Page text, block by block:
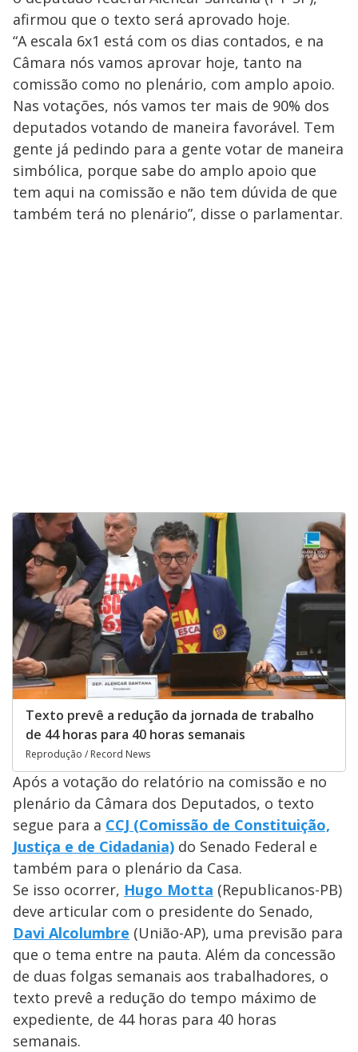
y
V
i
d
e
u
d
afirmou que o texto será aprovado hoje.
“A escala 6x1 está com os dias contados, e na
Câmara nós vamos aprovar hoje, tanto na
comissão como no plenário, com amplo apoio.
Nas votações, nós vamos ter mais de 90% dos
deputados votando de maneira favorável. Tem
gente já pedindo para a gente votar de maneira
simbólica, porque sabe do amplo apoio que
tem aqui na comissão e não tem dúvida de que
também terá no plenário”, disse o parlamentar.
Texto prevê a redução da jornada de trabalho
de 44 horas para 40 horas semanais
Reprodução / Record News
Após a votação do relatório na comissão e no
plenário da Câmara dos Deputados, o texto
segue para a CCJ (Comissão de Constituição,
Justiça e de Cidadania) do Senado Federal e
também para o plenário da Casa.
Se isso ocorrer, Hugo Motta (Republicanos-PB)
deve articular com o presidente do Senado,
Davi Alcolumbre (União-AP), uma previsão para
que o tema entre na pauta. Além da concessão
de duas folgas semanais aos trabalhadores, o
texto prevê a redução do tempo máximo de
expediente, de 44 horas para 40 horas
semanais.